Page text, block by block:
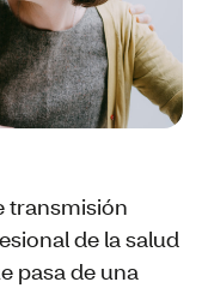
transmisión
de la salud
pasa de una